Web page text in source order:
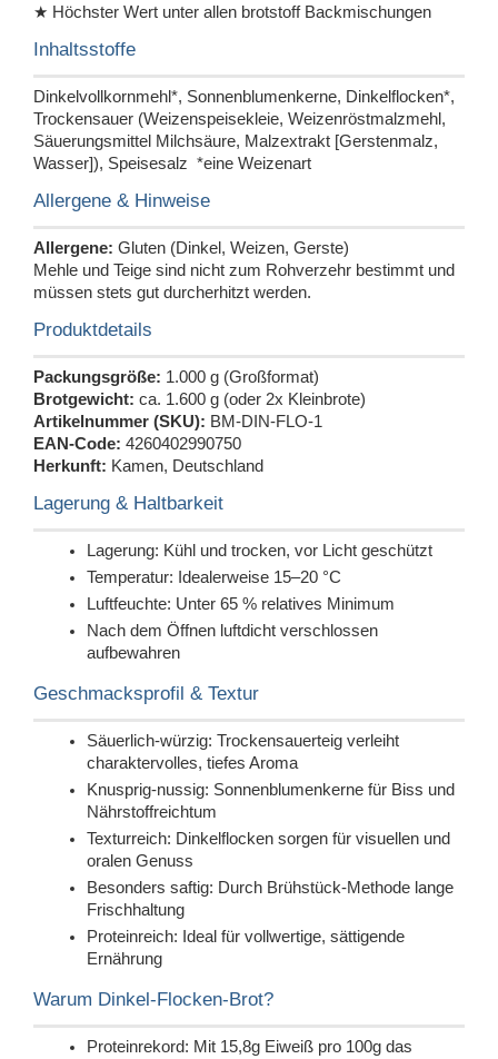
★ Höchster Wert unter allen brotstoff Backmischungen
Inhaltsstoffe
Dinkelvollkornmehl*, Sonnenblumenkerne, Dinkelflocken*,
Trockensauer (Weizenspeisekleie, Weizenröstmalzmehl,
Säuerungsmittel Milchsäure, Malzextrakt [Gerstenmalz,
Wasser]), Speisesalz *eine Weizenart
Allergene & Hinweise
Allergene: Gluten (Dinkel, Weizen, Gerste)
Mehle und Teige sind nicht zum Rohverzehr bestimmt und
müssen stets gut durcherhitzt werden.
Produktdetails
Packungsgröße: 1.000 g (Großformat)
Brotgewicht: ca. 1.600 g (oder 2x Kleinbrote)
Artikelnummer (SKU): BM-DIN-FLO-1
EAN-Code: 4260402990750
Herkunft: Kamen, Deutschland
Lagerung & Haltbarkeit
Lagerung: Kühl und trocken, vor Licht geschützt
Temperatur: Idealerweise 15–20 °C
Luftfeuchte: Unter 65 % relatives Minimum
Nach dem Öffnen luftdicht verschlossen
aufbewahren
Geschmacksprofil & Textur
Säuerlich-würzig: Trockensauerteig verleiht
charaktervolles, tiefes Aroma
Knusprig-nussig: Sonnenblumenkerne für Biss und
Nährstoffreichtum
Texturreich: Dinkelflocken sorgen für visuellen und
oralen Genuss
Besonders saftig: Durch Brühstück-Methode lange
Frischhaltung
Proteinreich: Ideal für vollwertige, sättigende
Ernährung
Warum Dinkel-Flocken-Brot?
Proteinrekord: Mit 15,8g Eiweiß pro 100g das